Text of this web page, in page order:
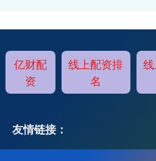
亿财配
资
线上配资排
名
友情链接：